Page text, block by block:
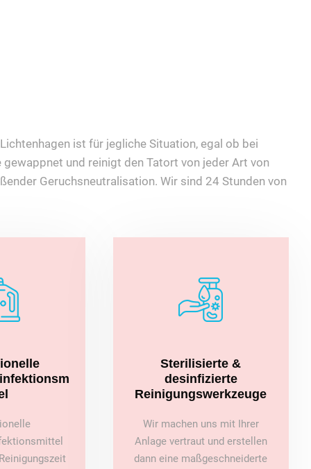
ist für jegliche Situation, egal ob bei
und reinigt den Tatort von jeder Art von
Geruchsneutralisation. Wir sind 24 Stunden von
Sterilisierte &
desinfizierte
Reinigungswerkzeuge
Wir machen uns mit Ihrer
Anlage vertraut und erstellen
dann eine maßgeschneiderte